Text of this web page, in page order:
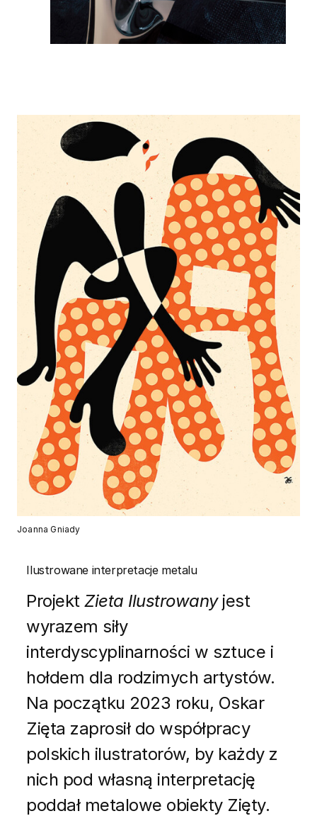
Joanna Gniady
Ilustrowane interpretacje metalu
ProjektZieta Ilustrowanyjest
wyrazem siły
interdyscyplinarności w sztuce i
hołdem dla rodzimych artystów.
Na początku 2023 roku, Oskar
Zięta zaprosił do współpracy
polskich ilustratorów, by każdy z
nich pod własną interpretację
poddał metalowe obiekty Zięty.